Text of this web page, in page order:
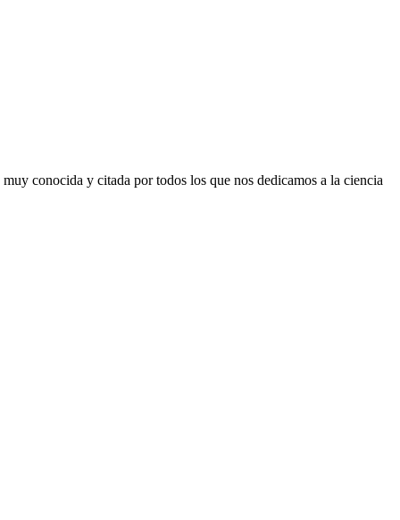
conocida y citada por todos los que nos dedicamos a la ciencia